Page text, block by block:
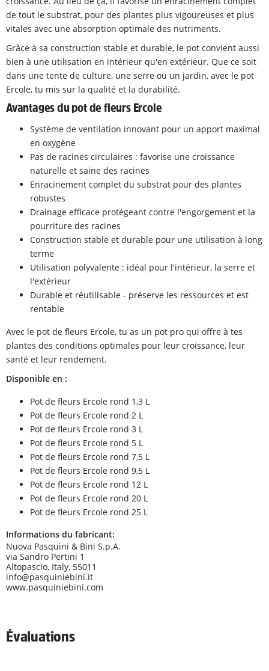
de tout le substrat, pour des plantes plus vigoureuses et plus
vitales avec une absorption optimale des nutriments.
Grâce à sa construction stable et durable, le pot convient aussi
bien à une utilisation en intérieur qu'en extérieur. Que ce soit
dans une tente de culture, une serre ou un jardin, avec le pot
Ercole, tu mis sur la qualité et la durabilité.
Avantages du pot de fleurs Ercole
Système de ventilation innovant pour un apport maximal
en oxygène
Pas de racines circulaires : favorise une croissance
naturelle et saine des racines
Enracinement complet du substrat pour des plantes
robustes
Drainage efficace protégeant contre l'engorgement et la
pourriture des racines
Construction stable et durable pour une utilisation à long
terme
Utilisation polyvalente : idéal pour l'intérieur, la serre et
l'extérieur
Durable et réutilisable - préserve les ressources et est
rentable
Avec le pot de fleurs Ercole, tu as un pot pro qui offre à tes
plantes des conditions optimales pour leur croissance, leur
santé et leur rendement.
Disponible en :
Pot de fleurs Ercole rond 1,3 L
Pot de fleurs Ercole rond 2 L
Pot de fleurs Ercole rond 3 L
Pot de fleurs Ercole rond 5 L
Pot de fleurs Ercole rond 7,5 L
Pot de fleurs Ercole rond 9,5 L
Pot de fleurs Ercole rond 12 L
Pot de fleurs Ercole rond 20 L
Pot de fleurs Ercole rond 25 L
Informations du fabricant:
Nuova Pasquini & Bini S.p.A.
via Sandro Pertini 1
Altopascio, Italy, 55011
info@pasquiniebini.it
www.pasquiniebini.com
Évaluations